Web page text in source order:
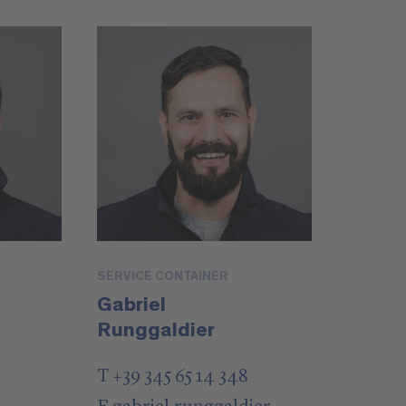
SERVICE CONTAINER
Gabriel
Runggaldier
T +39 345 65 14 348